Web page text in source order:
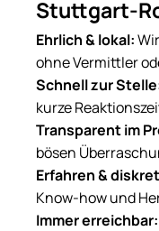
Stuttgart-
Ehrlich & lokal:
ohne Vermittler
Schnell zur
kurze
Transparent im
bösen
Erfahren &
Know-how und
Immer erreichbar: